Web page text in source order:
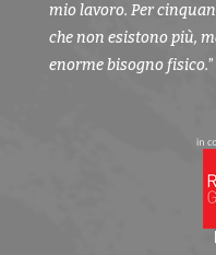
mio lavoro. Per
che non esistono più,
enorme bisogno fisico.”